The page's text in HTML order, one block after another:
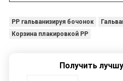
PP гальванизируя бочонок
Корзина плакировкой PP
Получить